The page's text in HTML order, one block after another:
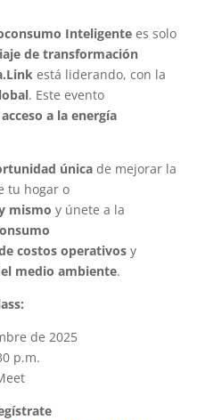
Inteligentees solo
de transformación
está liderando, con la
. Este evento
a la energía
únicade mejorar la
tu hogar o
mismo y únete a la
costos operativosy
medio ambiente.
de 2025
p.m.